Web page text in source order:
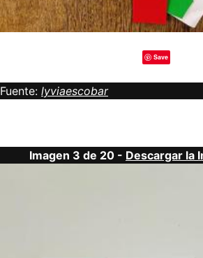
Save
Fuente: lyviaescobar
Imagen 3 de 20 - Descargar la